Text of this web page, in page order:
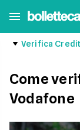
Verifica
Come
Vodafone